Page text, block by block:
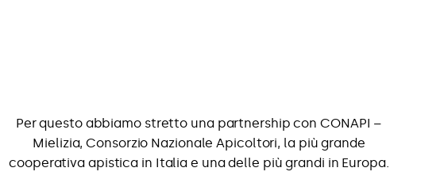
Per questo abbiamo stretto una partnership con CONAPI –
Mielizia, Consorzio Nazionale Apicoltori, la più grande
cooperativa apistica in Italia e una delle più grandi in Europa.